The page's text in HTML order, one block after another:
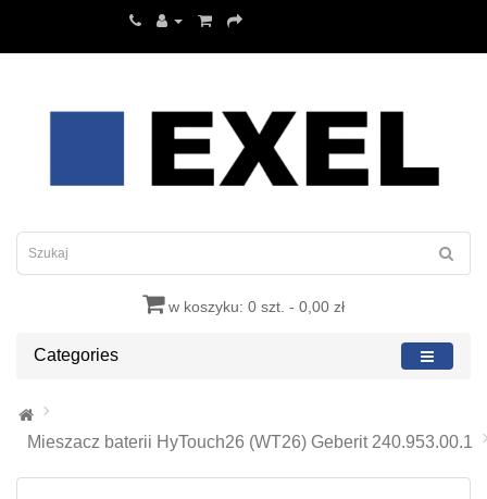
w koszyku: 0 szt. - 0,00 zł
Categories
Mieszacz baterii HyTouch26 (WT26) Geberit 240.953.00.1